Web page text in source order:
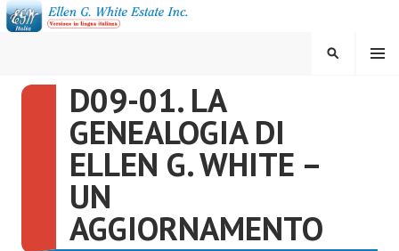
Vai
al
ELLEN G. WHITE ESTATE
INC.
MENU
CERCA
D09-01. LA
GENEALOGIA DI
ELLEN G. WHITE –
UN
AGGIORNAMENTO